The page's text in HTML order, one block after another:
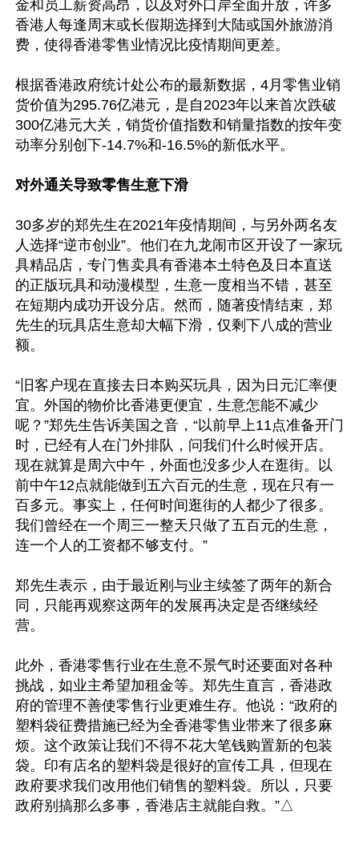
金和员工薪资高昂，以及对外口岸全面开放，许多
香港人每逢周末或长假期选择到大陆或国外旅游消
费，使得香港零售业情况比疫情期间更差。
根据香港政府统计处公布的最新数据，4月零售业销
货价值为295.76亿港元，是自2023年以来首次跌破
300亿港元大关，销货价值指数和销量指数的按年变
动率分别创下-14.7%和-16.5%的新低水平。
对外通关导致零售生意下滑
30多岁的郑先生在2021年疫情期间，与另外两名友
人选择“逆市创业”。他们在九龙闹市区开设了一家玩
具精品店，专门售卖具有香港本土特色及日本直送
的正版玩具和动漫模型，生意一度相当不错，甚至
在短期内成功开设分店。然而，随著疫情结束，郑
先生的玩具店生意却大幅下滑，仅剩下八成的营业
额。
“旧客户现在直接去日本购买玩具，因为日元汇率便
宜。外国的物价比香港更便宜，生意怎能不减少
呢？”郑先生告诉美国之音，“以前早上11点准备开门
时，已经有人在门外排队，问我们什么时候开店。
现在就算是周六中午，外面也没多少人在逛街。以
前中午12点就能做到五六百元的生意，现在只有一
百多元。事实上，任何时间逛街的人都少了很多。
我们曾经在一个周三一整天只做了五百元的生意，
连一个人的工资都不够支付。”
郑先生表示，由于最近刚与业主续签了两年的新合
同，只能再观察这两年的发展再决定是否继续经
营。
此外，香港零售行业在生意不景气时还要面对各种
挑战，如业主希望加租金等。郑先生直言，香港政
府的管理不善使零售行业更难生存。他说：“政府的
塑料袋征费措施已经为全香港零售业带来了很多麻
烦。这个政策让我们不得不花大笔钱购置新的包装
袋。印有店名的塑料袋是很好的宣传工具，但现在
政府要求我们改用他们销售的塑料袋。所以，只要